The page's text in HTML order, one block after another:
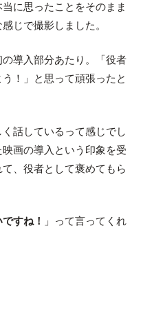
に思ったことをそのまま
じで撮影しました。
導入部分あたり。「役者
！」と思って頑張ったと
話しているって感じでし
画の導入という印象を受
、役者として褒めてもら
すね！
」って言ってくれ